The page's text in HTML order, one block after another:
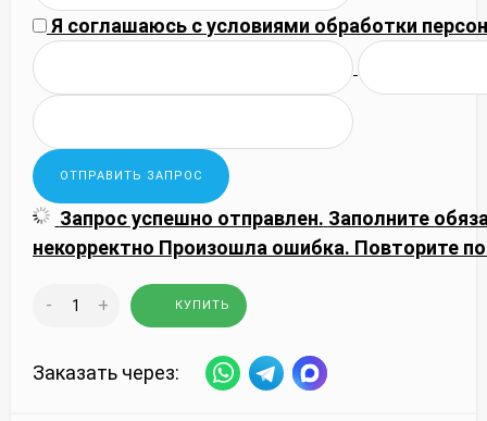
Я соглашаюсь сусловиями обработки
Запрос успешно отправлен. Заполните
некорректно Произошла ошибка. Повторите
- + КУПИТЬ
Заказать через: